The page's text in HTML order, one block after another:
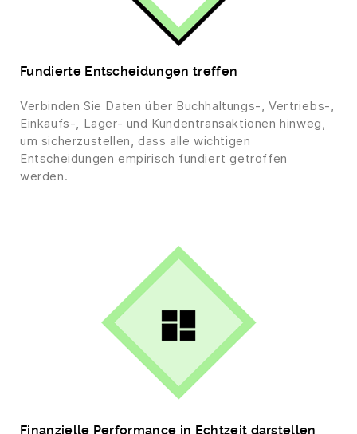
Fundierte Entscheidungen treffen
Verbinden Sie Daten über Buchhaltungs-, Vertriebs-,
Einkaufs-, Lager- und Kundentransaktionen hinweg,
um sicherzustellen, dass alle wichtigen
Entscheidungen empirisch fundiert getroffen
werden.
Finanzielle Performance in Echtzeit darstellen